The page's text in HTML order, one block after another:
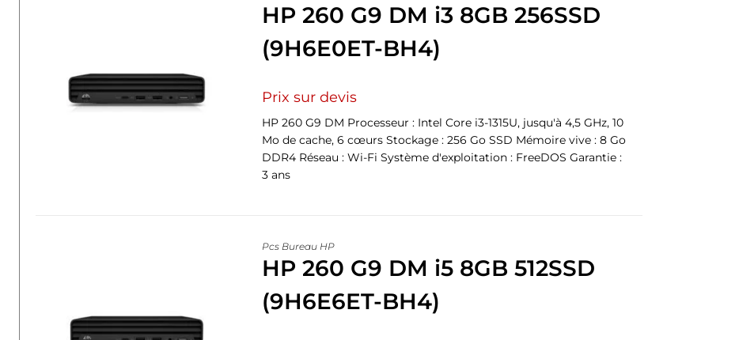
HP 260 G9 DM i3 8GB 256SSD
(9H6E0ET-BH4)
Prix sur devis
HP 260 G9 DM Processeur : Intel Core i3-1315U, jusqu'à 4,5 GHz, 10
Mo de cache, 6 cœurs Stockage : 256 Go SSD Mémoire vive : 8 Go
DDR4 Réseau : Wi-Fi Système d'exploitation : FreeDOS Garantie :
3 ans
Pcs Bureau HP
HP 260 G9 DM i5 8GB 512SSD
(9H6E6ET-BH4)